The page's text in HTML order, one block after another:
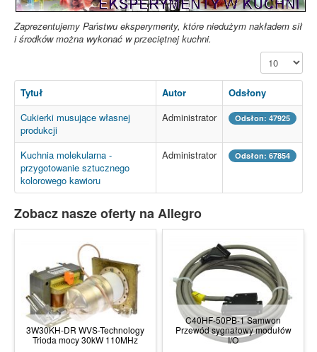
Zaprezentujemy Państwu eksperymenty, które niedużym nakładem sił
i środków można wykonać w przeciętnej kuchni.
Pokaż #
Tytuł Autor
Odsłony
Cukierki musujące własnej
produkcji
Administrator Odsłon: 47925
Kuchnia molekularna -
przygotowanie sztucznego
kolorowego kawioru
Administrator Odsłon: 67854
Zobacz nasze oferty na Allegro
3W30KH-DR WVS-Technology
Trioda mocy 30kW 110MHz
C40HF-50PB-1 Samwon
Przewód sygnałowy modułów
I/O